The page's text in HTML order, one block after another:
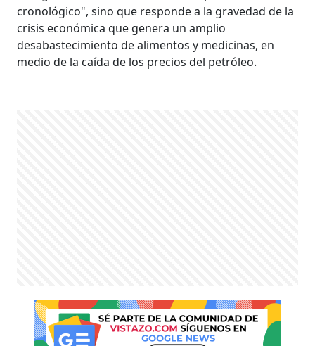
cronológico", sino que responde a la gravedad de la
crisis económica que genera un amplio
desabastecimiento de alimentos y medicinas, en
medio de la caída de los precios del petróleo.